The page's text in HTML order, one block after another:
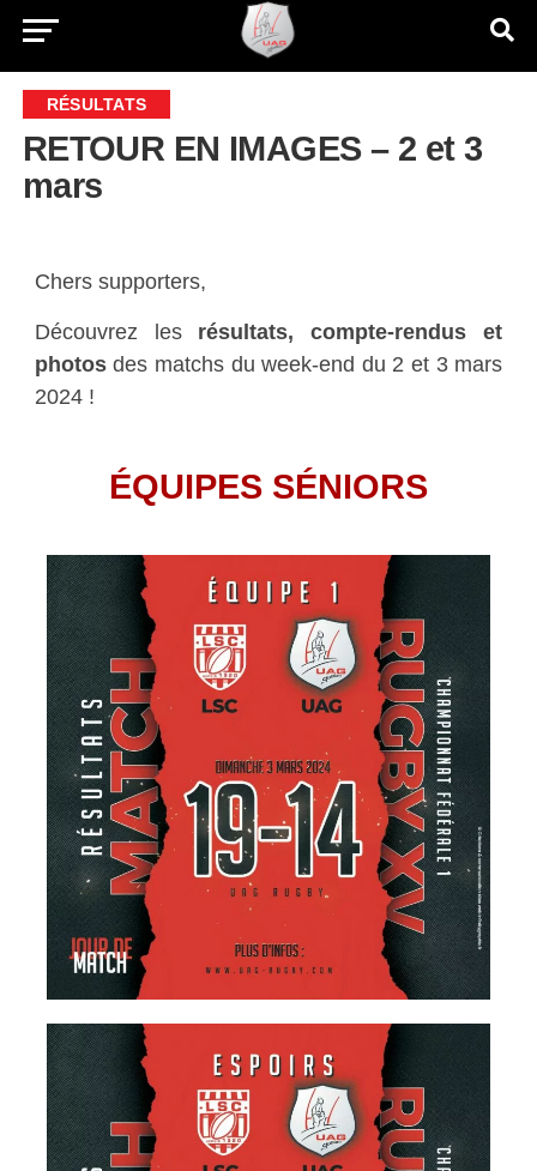
RÉSULTATS
RETOUR EN IMAGES – 2 et 3
mars
Chers supporters,
Découvrez les résultats, compte-rendus et
photosdes matchs du week-end du 2 et 3 mars
2024 !
ÉQUIPES SÉNIORS